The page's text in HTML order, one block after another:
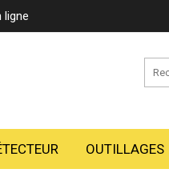
ligne
OUTILLAGES